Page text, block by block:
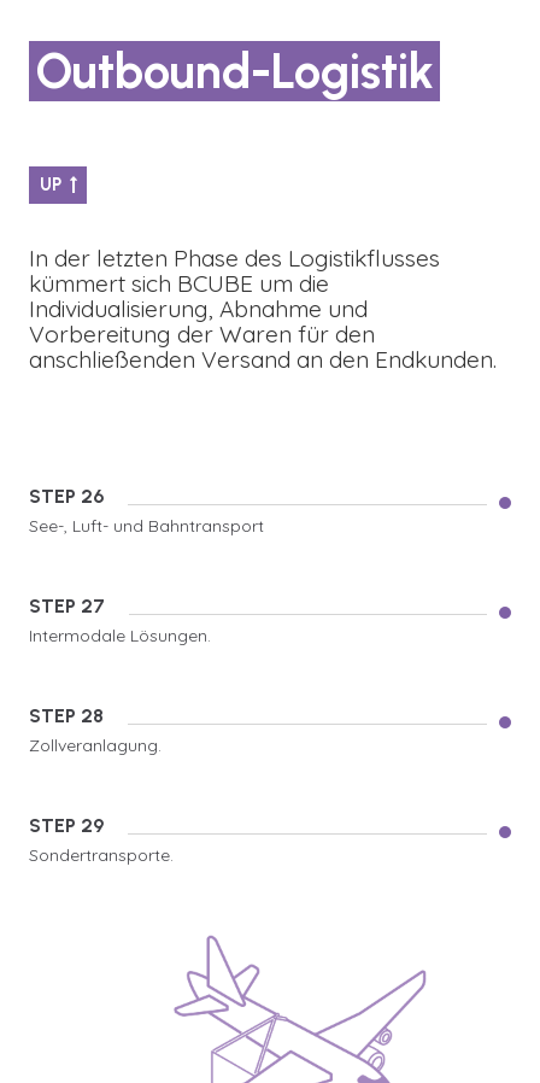
Outbound-Logistik
UP
In der letzten Phase des Logistikflusses
kümmert sich BCUBE um die
Individualisierung, Abnahme und
Vorbereitung der Waren für den
anschließenden Versand an den Endkunden.
STEP 26
See-, Luft- und Bahntransport
STEP 27
Intermodale Lösungen.
STEP 28
Zollveranlagung.
STEP 29
Sondertransporte.